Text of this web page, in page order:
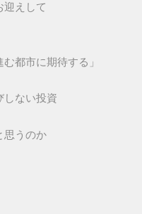
迎えして
都市に期待する」
ない投資
思うのか